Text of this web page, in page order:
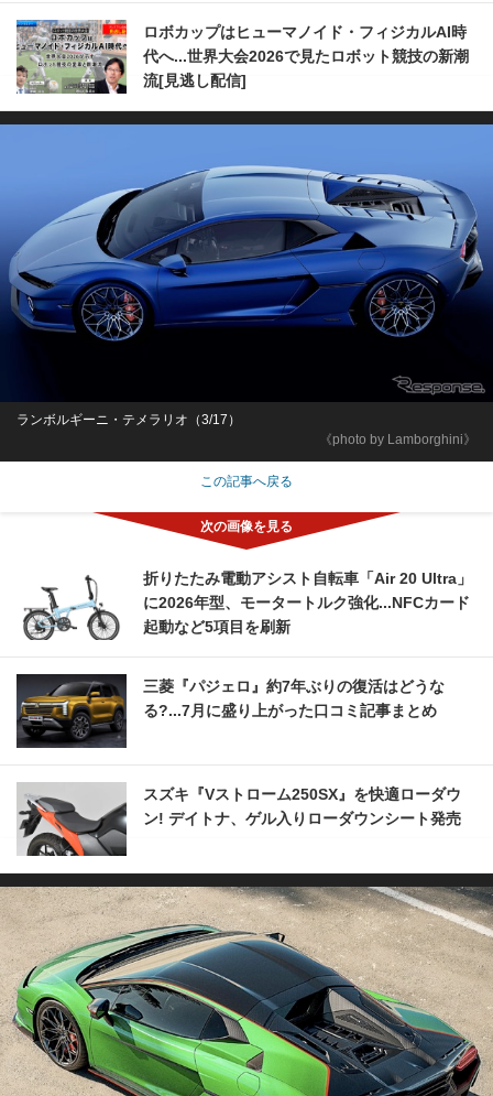
ロボカップはヒューマノイド・フィジカルAI時
代へ...世界大会2026で見たロボット競技の新潮
流[見逃し配信]
《photo by Lamborghini》
ランボルギーニ・テメラリオ（3/17）
この記事へ戻る
折りたたみ電動アシスト自転車「Air 20 Ultra」
に2026年型、モータートルク強化...NFCカード
起動など5項目を刷新
三菱『パジェロ』約7年ぶりの復活はどうな
る?...7月に盛り上がった口コミ記事まとめ
スズキ『Vストローム250SX』を快適ローダウ
ン! デイトナ、ゲル入りローダウンシート発売